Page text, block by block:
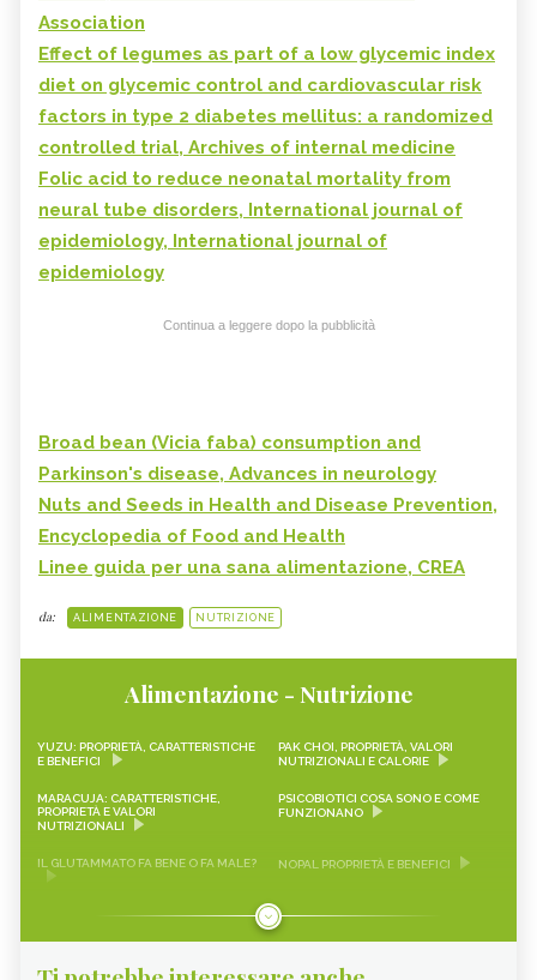
Association
Effect of legumes as part of a low glycemic index
diet on glycemic control and cardiovascular risk
factors in type 2 diabetes mellitus: a randomized
controlled trial, Archives of internal medicine
Folic acid to reduce neonatal mortality from
neural tube disorders, International journal of
epidemiology, International journal of
epidemiology
Continua a leggere dopo la pubblicità
Broad bean (Vicia faba) consumption and
Parkinson's disease, Advances in neurology
Nuts and Seeds in Health and Disease Prevention,
Encyclopedia of Food and Health
Linee guida per una sana alimentazione, CREA
da: ALIMENTAZIONE NUTRIZIONE
Alimentazione - Nutrizione
YUZU: PROPRIETÀ, CARATTERISTICHE
E BENEFICI
PAK CHOI, PROPRIETÀ, VALORI
NUTRIZIONALI E CALORIE
MARACUJA: CARATTERISTICHE,
PROPRIETÀ E VALORI
NUTRIZIONALI
PSICOBIOTICI COSA SONO E COME
FUNZIONANO
IL GLUTAMMATO FA BENE O FA MALE? NOPAL PROPRIETÀ E BENEFICI
FRAGOLINE DI BOSCO
RICETTE
CRAUTI, PROPRIETÀ, VALORI
NUTRIZIONALI E RICETTE